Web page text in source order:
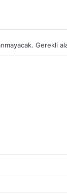
Gerekli